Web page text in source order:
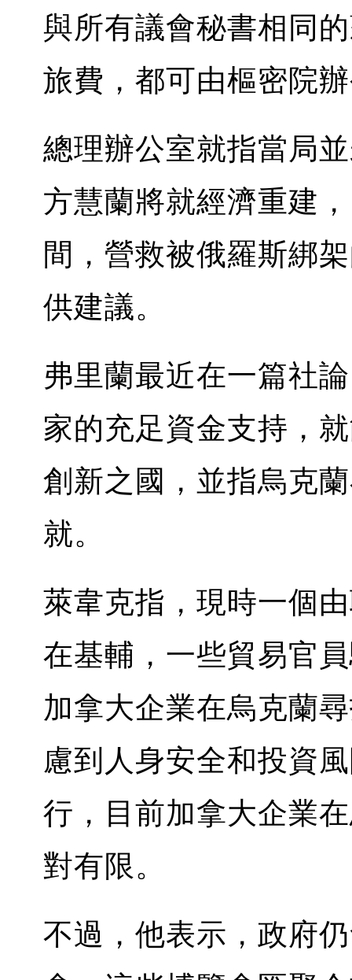
與所有議會秘書相同
旅費，都可由樞密院
總理辦公室就指當局
方慧蘭將就經濟重建
間，營救被俄羅斯綁
供建議。
弗里蘭最近在一篇社
家的充足資金支持，
創新之國，並指烏克
就。
萊韋克指，現時一個
在基輔，一些貿易官
加拿大企業在烏克蘭
慮到人身安全和投資
行，目前加拿大企業
對有限。
不過，他表示，政府